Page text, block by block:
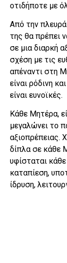
οτιδήποτε με
Από την
της θα πρέπει
σε μια διαρκή
σχέση με τις
απέναντι στη
είναι ρόδινη
είναι ευνοϊκές.
Κάθε Μητέρα,
μεγαλώνει το
αξιοπρέπειας.
δίπλα σε κάθε
υφίσταται
καταπίεση,
ίδρυση,